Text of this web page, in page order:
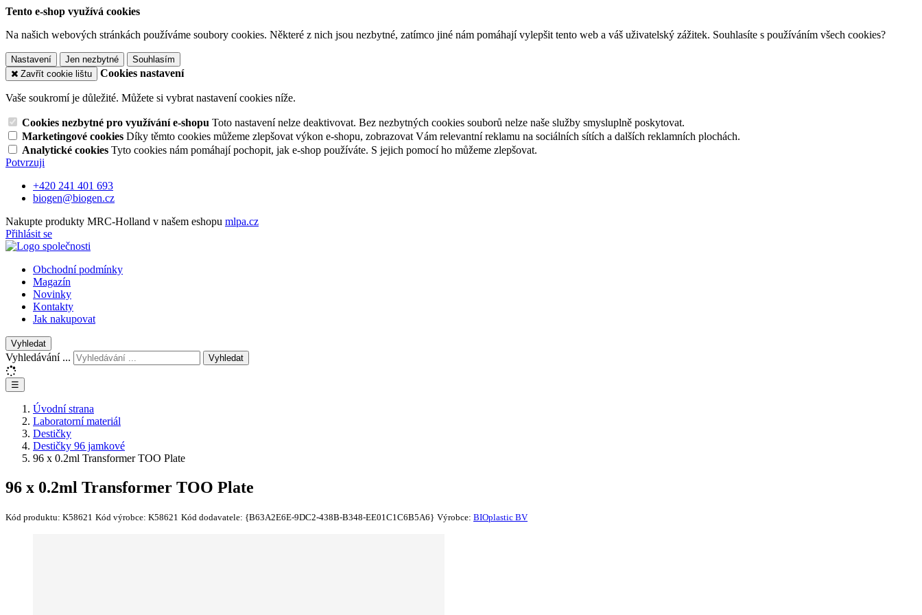
Tento e-shop využívá cookies
Na našich webových stránkách používáme soubory cookies. Některé z nich jsou nezbytné, zatímco jiné nám pomáhají vylepšit tento web a váš uživatelský zážitek. Souhlasíte s používáním všech cookies?
Nastavení Jen nezbytné
Souhlasím
Zavřít cookie lištu
Cookies nastavení
Vaše soukromí je důležité. Můžete si vybrat nastavení cookies níže.
Cookies nezbytné pro využívání e-shopu Toto nastavení nelze deaktivovat. Bez nezbytných cookies souborů nelze naše služby smysluplně poskytovat.
Marketingové cookies Díky těmto cookies můžeme zlepšovat výkon e-shopu, zobrazovat Vám relevantní reklamu na sociálních sítích a dalších reklamních plochách.
Analytické cookies Tyto cookies nám pomáhají pochopit, jak e-shop používáte. S jejich pomocí ho můžeme zlepšovat.
Potvrzuji
+420 241 401 693
biogen@biogen.cz
Nakupte produkty MRC-Holland v našem eshopu mlpa.cz
Přihlásit se
Obchodní podmínky
Magazín
Novinky
Kontakty
Jak nakupovat
Vyhledat
Vyhledávání ... Vyhledat
☰
Úvodní strana
Laboratorní materiál
Destičky
Destičky 96 jamkové
96 x 0.2ml Transformer TOO Plate
96 x 0.2ml Transformer TOO Plate
Kód produktu: K58621 Kód výrobce: K58621 Kód dodavatele: {B63A2E6E-9DC2-438B-B348-EE01C1C6B5A6} Výrobce: BIOplastic BV